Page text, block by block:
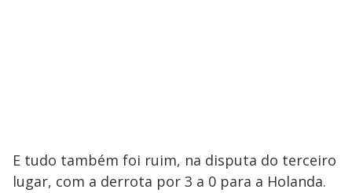
E tudo também foi ruim, na disputa do terceiro
lugar, com a derrota por 3 a 0 para a Holanda.